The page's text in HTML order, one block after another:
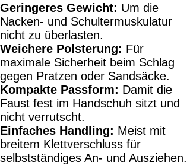
Geringeres Gewicht: Um die
Nacken- und Schultermuskulatur
nicht zu überlasten.
Weichere Polsterung: Für
maximale Sicherheit beim Schlag
gegen Pratzen oder Sandsäcke.
Kompakte Passform: Damit die
Faust fest im Handschuh sitzt und
nicht verrutscht.
Einfaches Handling: Meist mit
breitem Klettverschluss für
selbstständiges An- und Ausziehen.